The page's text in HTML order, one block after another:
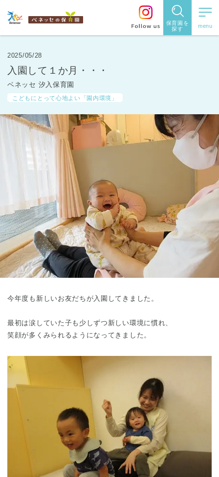
保育園を
探す
保育園を探す
住所・駅
名から探
す
都道府県
から探す
東京都
東京都 全域
2025/05/28
入園して１か月・・・
ベネッセ 汐入保育園
こどもにとって心地よい「園内環境」
今年度も新しいお友だちが入園してきました。
最初は涙していた子も少しずつ新しい環境に慣れ、
笑顔が多くみられるようになってきました。